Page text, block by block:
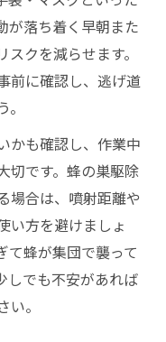
が落ち着く早朝また
クを減らせます。
前に確認し、逃げ道
かも確認し、作業中
切です。蜂の巣駆除
場合は、噴射距離や
い方を避けましょ
て蜂が集団で襲って
しでも不安があれば
。